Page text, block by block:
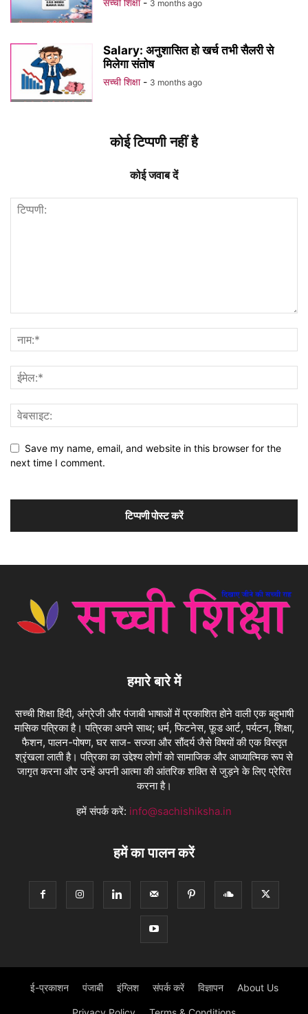
सच्ची शिक्षा - 3 months ago
Salary: अनुशासित हो खर्च तभी सैलरी से
मिलेगा संतोष
सच्ची शिक्षा - 3 months ago
कोई टिप्पणी नहीं है
कोई जवाब दें
Save my name, email, and website in this browser for the
next time I comment.
हमारे बारे में
सच्ची शिक्षा हिंदी, अंग्रेजी और पंजाबी भाषाओं में प्रकाशित होने वाली एक बहुभाषी
मासिक पत्रिका है। पत्रिका अपने साथ; धर्म, फिटनेस, फ़ूड आर्ट, पर्यटन, शिक्षा,
फैशन, पालन-पोषण, घर साज- सज्जा और सौंदर्य जैसे विषयों की एक विस्तृत
श्रृंखला लाती है। पत्रिका का उद्देश्य लोगों को सामाजिक और आध्यात्मिक रूप से
जागृत करना और उन्हें अपनी आत्मा की आंतरिक शक्ति से जुड़ने के लिए प्रेरित
करना है।
हमें संपर्क करें: info@sachishiksha.in
हमें का पालन करें
ई-प्रकाशन पंजाबी इंग्लिश संपर्क करें विज्ञापन About Us